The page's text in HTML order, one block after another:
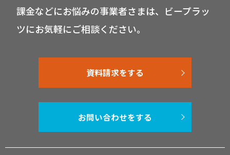
課金などにお悩みの事業者さまは、ビープラッ
ツにお気軽にご相談ください。
資料請求をする
お問い合わせをする